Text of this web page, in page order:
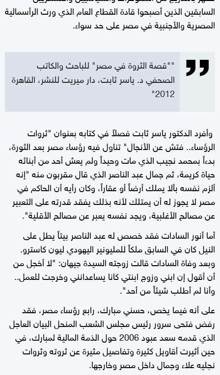
السابقين الذين أصبحوا قادة القطاع العام الذي ورث الرأسمالية
المصرية والأجنبية في مصر على حد سواء.
""قصة الثروة في مصر" للباحث والكاتب
الصحفي د. ياسر ثابت، دار ميريت للنشر، القاهرة
2012"
وأفرد الدكتور ياسر ثابت فصلاً في كتابه بعنوان "ثروات
الرؤساء.. فتش عن الأنجال" تناول فيه رؤساء مصر بعد الثورة،
بدءاً بمحمد نجيب الذي مات وحيداً ولم يعش أحد من أبنائه
حياة كريمة، ثم جمال عبد الناصر الذي قال مقربون منه "إنه
ألزم نفسه بألا يملك أرضاً أو عقاراً، وكان رأيه أن الحاكم في
مصر لا يجوز له أن يمتلك لأنه بذلك يفقد قدرته على التعبير
عن مصالح الأغلبية، ويجد نفسه يعبر عن مصالح الأقلية".
أما أنور السادات فقد خصص له عبد الناصر بيتاً يطل على
النيل كان في السابق ملكاً للمليونير اليهودي ليون كاسترو.
وبعد وفاة السادات قالت زوجته السيدة جيهان: "لا أخجل من
أن أقول إن ابني وزوج ابنتي كانا يساعدانني وخرجت للعمل..
وأنا لم أطلب شيئاً من أحد".
على أنه فيما يخص، حسني مبارك، رابع رؤساء مصر، فقد
رفض فتحى سرور رئيس مجلس الشعب المنحل البيان العاجل
الذي قدمه سعد عبود 2006 حول الذمة المالية لمبارك، في
حين أثيرت أقاويل كثيرة وتفاصيل مثيرة عن ثروته وثروات
نجليه علاء وجمال داخل مصر وخارجها.